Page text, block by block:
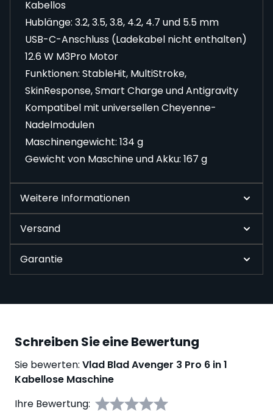
Kabellos
Hublänge: 3.2, 3.5, 3.8, 4.2, 4.7 und 5.5 mm
USB-C-Anschluss (Ladekabel nicht enthalten)
12.6 W M3Pro Motor
Funktionen: StableHit, MultiStroke,
SkinResponse, Smart Charge und Antigravity
Kompatibel mit universellen Cheyenne-
Nadelmodulen
Maschinengewicht: 134 g
Gewicht von Maschine und Akku: 167 g
Weitere Informationen
Versand
Garantie
Schreiben Sie eine Bewertung
Sie bewerten: Vlad Blad Avenger 3 Pro 6 in 1
Kabellose Maschine
Ihre Bewertung: